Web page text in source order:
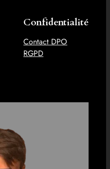
Confidentialité
Contact DPO
RGPD